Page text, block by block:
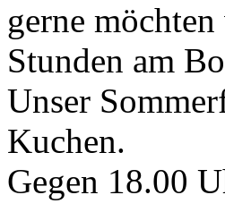
gerne
Stunden am
Unser
Kuchen.
Gegen 18.00